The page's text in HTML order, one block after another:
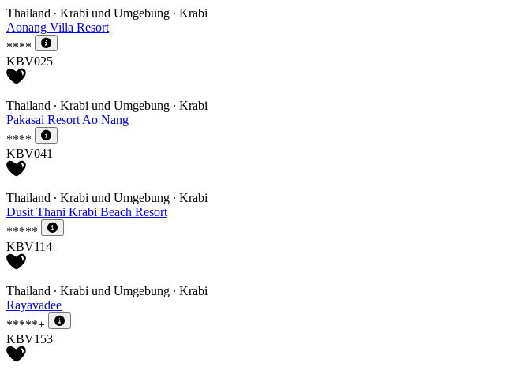
Thailand ∙ Krabi und Umgebung ∙ Krabi
Aonang Villa Resort
****
KBV025
Thailand ∙ Krabi und Umgebung ∙ Krabi
Pakasai Resort Ao Nang
****
KBV041
Thailand ∙ Krabi und Umgebung ∙ Krabi
Dusit Thani Krabi Beach Resort
*****
KBV114
Thailand ∙ Krabi und Umgebung ∙ Krabi
Rayavadee
*****+
KBV153